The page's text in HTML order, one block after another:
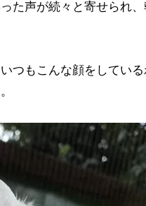
た声が続々と寄せられ
つもこんな顔をしてい